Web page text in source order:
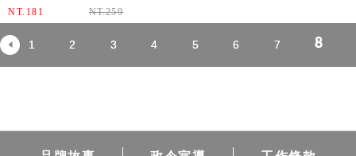
NT. 181 NT.259
1 2 3 4 5 6 7 8